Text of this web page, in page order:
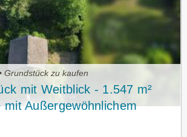
Grundstück zu kaufen
mit Weitblick - 1.547 m²
mit Außergewöhnlichem